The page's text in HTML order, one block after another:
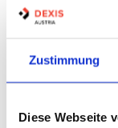
Zustimmung
Diese Webseite
ID: 24,20mm